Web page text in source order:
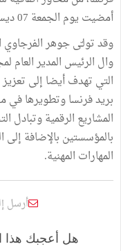
أمضيت يوم الجمعة 07 ديسمبر 2018 بباريس.
وقد تولـّى جوهر الفرجاوي
وال الرئيس المدير العام
التي تهدف أيضا إلى
بريد فرنسا وتطويرها في
المشاريع الرقمية
بالمؤسستين بالإضافة
المهارات المهنية.
أرسل
هل أعجبك هذا